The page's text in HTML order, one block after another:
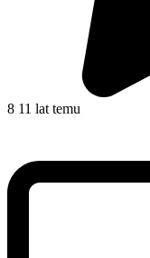
8 11 lat temu